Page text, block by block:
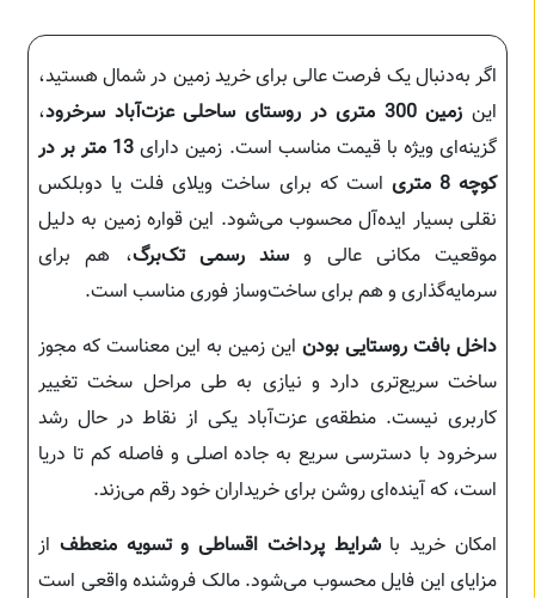
اگر به‌دنبال یک فرصت عالی برای خرید زمین در شمال هستید،
این زمین 300 متری در روستای ساحلی عزت‌آباد سرخرود
،
گزینه‌ای ویژه با قیمت مناسب است. زمین دارای
13 متر بر در
کوچه 8 متری
است که برای ساخت ویلای فلت یا دوبلکس
نقلی بسیار ایده‌آل محسوب می‌شود. این قواره زمین به دلیل
موقعیت مکانی عالی و سند رسمی تک‌برگ، هم برای
سرمایه‌گذاری و هم برای ساخت‌وساز فوری مناسب است.
داخل بافت روستایی بودن این زمین به این معناست که مجوز
ساخت سریع‌تری دارد و نیازی به طی مراحل سخت تغییر
کاربری نیست. منطقه‌ی عزت‌آباد یکی از نقاط در حال رشد
سرخرود با دسترسی سریع به جاده اصلی و فاصله کم تا دریا
است، که آینده‌ای روشن برای خریداران خود رقم می‌زند.
امکان خرید باشرایط پرداخت اقساطی و تسویه منعطف از
مزایای این فایل محسوب می‌شود. مالک فروشنده واقعی است